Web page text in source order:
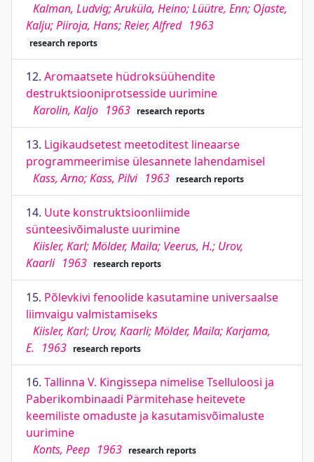
Kalman, Ludvig; Aruküla, Heino; Lüütre, Enn; Ojaste,
Kalju; Piiroja, Hans; Reier, Alfred 1963
research reports
12. Aromaatsete hüdroksüühendite
destruktsiooniprotsesside uurimine
Karolin, Kaljo 1963 research reports
13. Ligikaudsetest meetoditest lineaarse
programmeerimise ülesannete lahendamisel
Kass, Arno; Kass, Pilvi 1963 research reports
14. Uute konstruktsioonliimide
sünteesivõimaluste uurimine
Kiisler, Karl; Mölder, Maila; Veerus, H.; Urov,
Kaarli 1963 research reports
15. Põlevkivi fenoolide kasutamine universaalse
liimvaigu valmistamiseks
Kiisler, Karl; Urov, Kaarli; Mölder, Maila; Karjama,
E. 1963 research reports
16. Tallinna V. Kingissepa nimelise Tselluloosi ja
Paberikombinaadi Pärmitehase heitevete
keemiliste omaduste ja kasutamisvõimaluste
uurimine
Konts, Peep 1963 research reports